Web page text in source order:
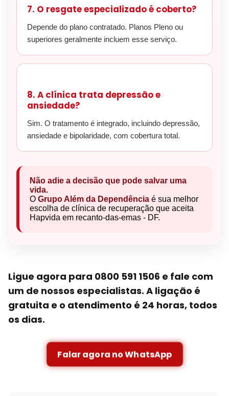
7. O resgate especializado é coberto?
Depende do plano contratado. Planos Pleno ou
superiores geralmente incluem esse serviço.
8. A clínica trata depressão e
ansiedade?
Sim. O tratamento é integrado, incluindo depressão,
ansiedade e bipolaridade, com cobertura total.
Não adie a decisão que pode salvar uma
vida.
O Grupo Além da Dependência é sua melhor
escolha de clínica de recuperação que aceita
Hapvida em recanto-das-emas - DF.
Ligue agora para 0800 591 1506 e fale com
um de nossos especialistas. A ligação é
gratuita e o atendimento é 24 horas, todos
os dias.
Falar agora no WhatsApp